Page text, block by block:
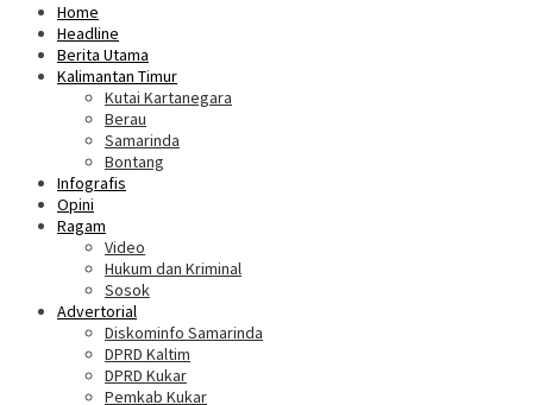
Home
Headline
Berita Utama
Kalimantan Timur
Kutai Kartanegara
Berau
Samarinda
Bontang
Infografis
Opini
Ragam
Video
Hukum dan Kriminal
Sosok
Advertorial
Diskominfo Samarinda
DPRD Kaltim
DPRD Kukar
Pemkab Kukar